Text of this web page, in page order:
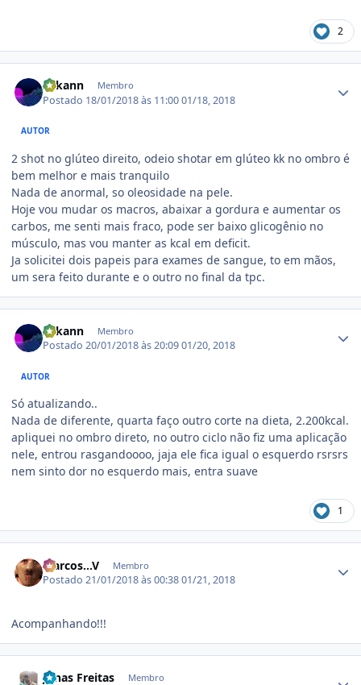
2
Arkann Membro
Postado 18/01/2018 às 11:0001/18, 2018
AUTOR
2 shot no glúteo direito, odeio shotar em glúteo kk no ombro é
bem melhor e mais tranquilo
Nada de anormal, so oleosidade na pele.
Hoje vou mudar os macros, abaixar a gordura e aumentar os
carbos, me senti mais fraco, pode ser baixo glicogênio no
músculo, mas vou manter as kcal em deficit.
Ja solicitei dois papeis para exames de sangue, to em mãos,
um sera feito durante e o outro no final da tpc.
Arkann Membro
Postado20/01/2018 às 20:0901/20, 2018
AUTOR
Só atualizando..
Nada de diferente, quarta faço outro corte na dieta, 2.200kcal.
apliquei no ombro direto, no outro ciclo não fiz uma aplicação
nele, entrou rasgandoooo, jaja ele fica igual o esquerdo rsrsrs
nem sinto dor no esquerdo mais, entra suave
1
Marcos...V Membro
Postado21/01/2018 às 00:3801/21, 2018
Acompanhando!!!
Jonas Freitas Membro